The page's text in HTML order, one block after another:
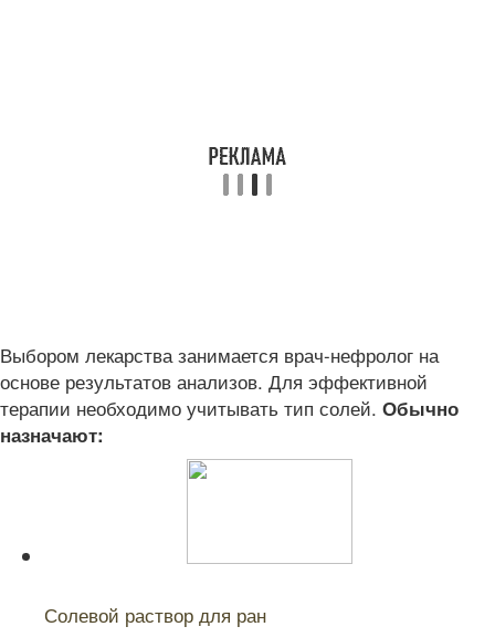
Выбором лекарства занимается врач-нефролог на
основе результатов анализов. Для эффективной
терапии необходимо учитывать тип солей. Обычно
назначают:
Солевой раствор для ран